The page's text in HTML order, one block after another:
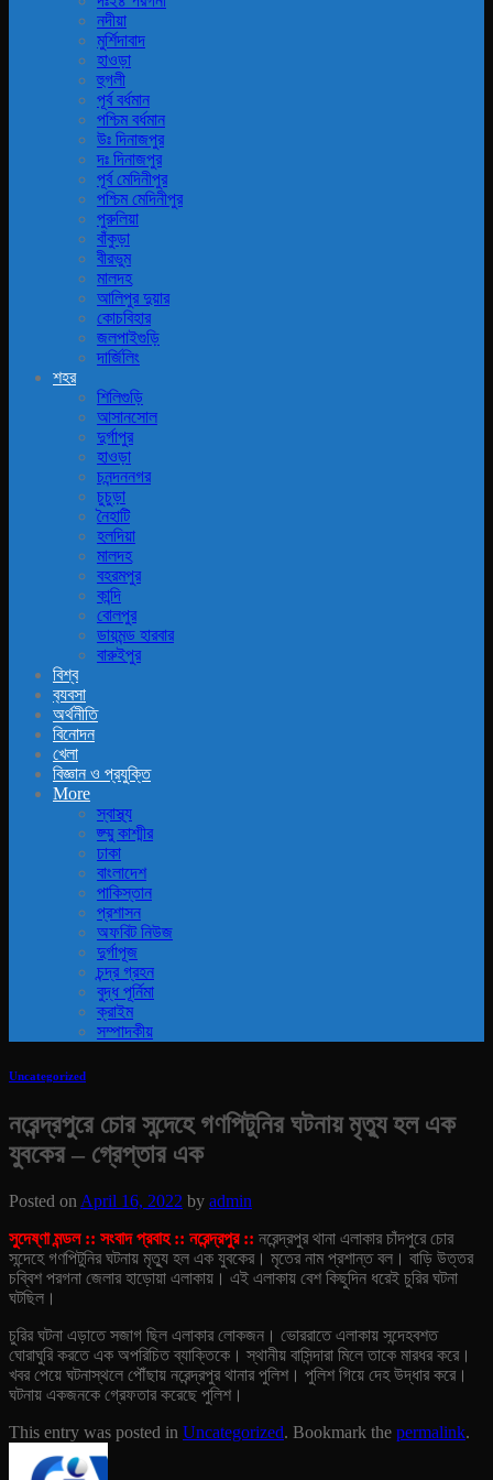
নদীয়া
মুর্শিদাবাদ
হাওড়া
হুগলী
পূর্ব বর্ধমান
পশ্চিম বর্ধমান
উঃ দিনাজপুর
দঃ দিনাজপুর
পূর্ব মেদিনীপুর
পশ্চিম মেদিনীপুর
পুরুলিয়া
বাঁকুড়া
বীরভুম
মালদহ
আলিপুর দুয়ার
কোচবিহার
জলপাইগুড়ি
দার্জিলিং
শহর
শিলিগুড়ি
আসানসোল
দুর্গাপুর
হাওড়া
চনন্দননগর
চুচুড়া
নৈহাটি
হলদিয়া
মালদহ
বহরমপুর
কান্দি
বোলপুর
ডায়মন্ড হারবার
বারুইপুর
বিশ্ব
ব‍্যবসা
অর্থনীতি
বিনোদন
খেলা
বিজ্ঞান ও প্রযুক্তি
More
স্বাস্থ্য
জ্ম্মু কাশ্মীর
ঢাকা
বাংলাদেশ
পাকিস্তান
প্রশাসন
অফবিট নিউজ
দুর্গাপূজ
চন্দ্র গ্রহন
বুদ্ধ পূর্নিমা
ক্রাইম
সম্পাদকীয়
Uncategorized
নরেন্দ্রপুরে চোর সন্দেহে গণপিটুনির ঘটনায় মৃত্যু হল এক
যুবকের – গ্রেপ্তার এক
Posted on April 16, 2022 by admin
সুদেষ্ণা মন্ডল :: সংবাদ প্রবাহ :: নরেন্দ্রপুর :: নরেন্দ্রপুর থানা এলাকার চাঁদপুরে চোর
সন্দেহে গণপিটুনির ঘটনায় মৃত্যু হল এক যুবকের। মৃতের নাম প্রশান্ত বল। বাড়ি উত্তর
চব্বিশ পরগনা জেলার হাড়োয়া এলাকায়। এই এলাকায় বেশ কিছুদিন ধরেই চুরির ঘটনা
ঘটছিল।
চুরির ঘটনা এড়াতে সজাগ ছিল এলাকার লোকজন। ভোররাতে এলাকায় সন্দেহবশত
ঘোরাঘুরি করতে এক অপরিচিত ব্যাক্তিকে। স্থানীয় বাসিন্দারা মিলে তাকে মারধর করে।
খবর পেয়ে ঘটনাস্থলে পৌঁছায় নরেন্দ্রপুর থানার পুলিশ। পুলিশ গিয়ে দেহ উদ্ধার করে।
ঘটনায় একজনকে গ্রেফতার করেছে পুলিশ।
This entry was posted in Uncategorized. Bookmark the permalink.